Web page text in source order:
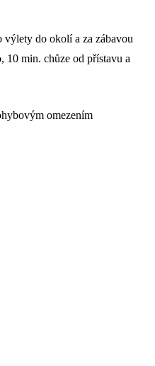
výlety do okolí a za zábavou
10 min. chůze od přístavu a
omezením